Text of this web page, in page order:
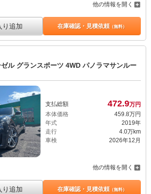
他の情報を開く
り追加 在庫確認・見積依頼（無料）
ル グランスポーツ 4WD パノラマサンルー
支払総額 472.9万円
本体価格
459. 8万円
年式
2019年
走行
4.0万km
車検
2026年12月
他の情報を開く
り追加 在庫確認・見積依頼（無料）